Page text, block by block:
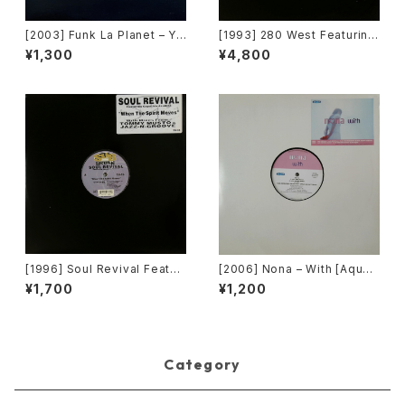
[2003] Funk La Planet – Yo
u Gave Me Love (Funk La
Planet 007)[Funk La Plane
¥1,300
[1993] 280 West Featuring
Diamond Temple – Love's
Masquerade [Kaleidiasco
¥4,800
[1996] Soul Revival Featuri
ng Capathia Jenkins – Whe
n The Spirit Moves [Sub-U
¥1,700
[2006] Nona – With [Aqua]
[PROMO]
¥1,200
Category